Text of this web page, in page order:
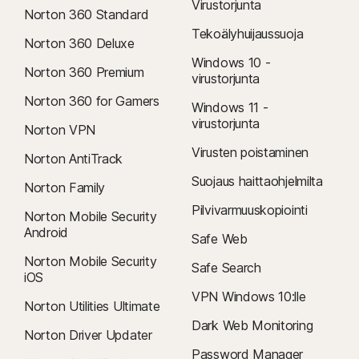
: Voit peruuttaa tilauksesi ja saada hyvityksen
koko maksamastasi hinnasta 14 päivän kuluessa kuukausitilauksen
ostamisesta ja 60 päivän kuluessa vuositilauksen maksamisesta.
peruutus- ja hyvityskäytännössä
Voit peruuttaa sopimuksen tai pyytää hyvitystä napsauttamalla
tästä
Lapsilukko voidaan asentaa ja sitä voidaan käyttää vain Windows™-
tietokoneilla sekä iOS- ja Android™-laitteilla. Kaikki ominaisuudet eivät ole
kuitenkaan saatavilla kaikissa käyttöympäristöissä. Vanhemmat voivat
valvoa ja ohjata lastensa toimintaa mobiilisovelluksemme avulla miltä
tahansa laitteelta – Windows (ei Windows in S mode), Mac, iOS tai Android.
Vaihtoehtoisesti he voivat kirjautua tililleen osoitteessa my.Norton.com ja
käyttää Lapsilukko-ominaisuutta millä tahansa selaimella. Mobiilisovellus
on ladattava erikseen. IOS-sovellus on saatavissa kaikkialla,
paitsi näissä maissa .
Norton 360 Standard
Norton 360 Deluxe
Norton 360 Premium
Norton 360 for Gamers
Norton VPN
Norton AntiTrack
Norton Family
Norton Mobile Security
Android
Norton Mobile Security
iOS
Norton Utilities Ultimate
Norton Driver Updater
Virustorjunta
Tekoälyhuijaussuoja
Windows 10 -
virustorjunta
Windows 11 -
virustorjunta
Virusten poistaminen
Suojaus haittaohjelmilta
Pilvivarmuuskopiointi
Safe Web
Safe Search
VPN Windows 10:lle
Dark Web Monitoring
Password Manager